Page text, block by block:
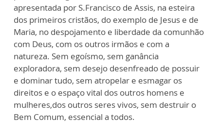
apresentada por S.Francisco de Assis, na esteira
dos primeiros cristãos, do exemplo de Jesus e de
Maria, no despojamento e liberdade da comunhão
com Deus, com os outros irmãos e com a
natureza. Sem egoísmo, sem ganância
exploradora, sem desejo desenfreado de possuir
e dominar tudo, sem atropelar e esmagar os
direitos e o espaço vital dos outros homens e
mulheres,dos outros seres vivos, sem destruir o
Bem Comum, essencial a todos.